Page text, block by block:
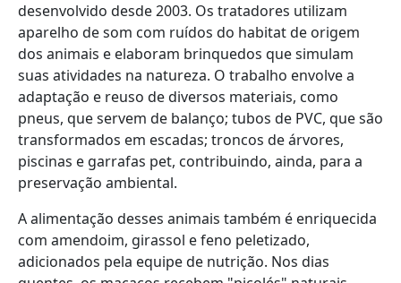
desenvolvido desde 2003. Os tratadores utilizam
aparelho de som com ruídos do habitat de origem
dos animais e elaboram brinquedos que simulam
suas atividades na natureza. O trabalho envolve a
adaptação e reuso de diversos materiais, como
pneus, que servem de balanço; tubos de PVC, que são
transformados em escadas; troncos de árvores,
piscinas e garrafas pet, contribuindo, ainda, para a
preservação ambiental.
A alimentação desses animais também é enriquecida
com amendoim, girassol e feno peletizado,
adicionados pela equipe de nutrição. Nos dias